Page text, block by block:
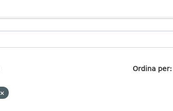
Ordina per